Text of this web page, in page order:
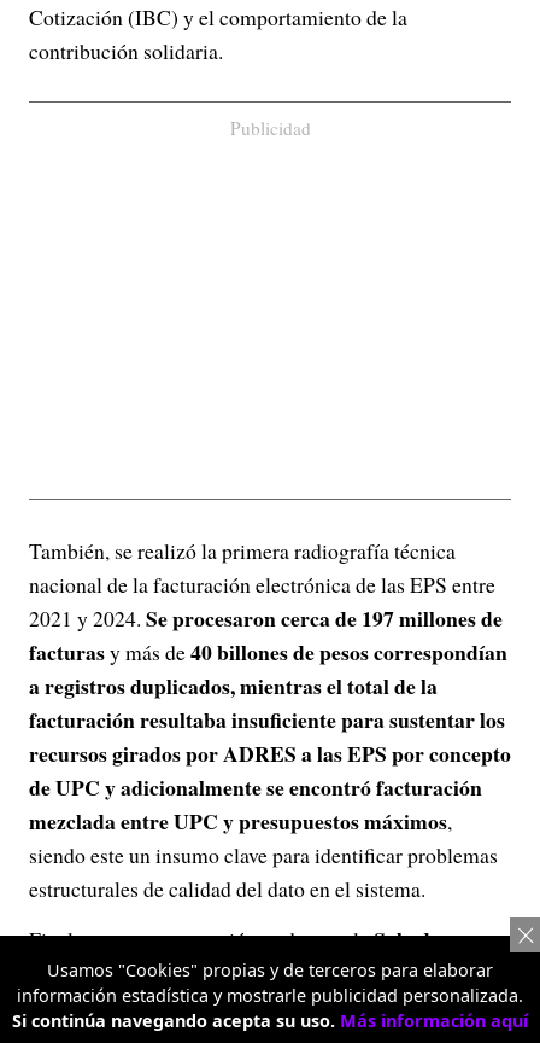
Cotización (IBC) y el comportamiento de la
contribución solidaria.
Publicidad
También, se realizó la primera radiografía técnica
nacional de la facturación electrónica de las EPS entre
2021 y 2024. Se procesaron cerca de 197 millones de
facturasy más de40 billones de pesos correspondían
a registros duplicados, mientras el total de la
facturación resultaba insuficiente para sustentar los
recursos girados por ADRES a las EPS por concepto
de UPC y adicionalmente se encontró facturación
mezclada entre UPC y presupuestos máximos,
siendo este un insumo clave para identificar problemas
estructurales de calidad del dato en el sistema.
Finalmente, en esa gestión se destaca laSala de
inteligenciade la ADRES, una herramienta digital
estratégica diseñada para que los datos se transformen
Usamos "Cookies" propias y de terceros para elaborar
información estadística y mostrarle publicidad personalizada.
Si continúa navegando acepta su uso. Más información aquí